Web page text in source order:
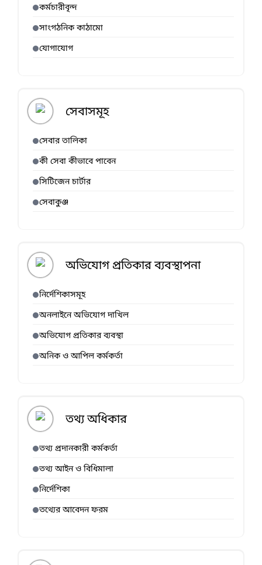
কর্মচারীবৃন্দ
সাংগঠনিক কাঠামো
যোগাযোগ
সেবাসমূহ
সেবার তালিকা
কী সেবা কীভাবে পাবেন
সিটিজেন চার্টার
সেবাকুঞ্জ
অভিযোগ প্রতিকার ব্যবস্থাপনা
নির্দেশিকাসমূহ
অনলাইনে অভিযোগ দাখিল
অভিযোগ প্রতিকার ব্যবস্থা
অনিক ও আপিল কর্মকর্তা
তথ্য অধিকার
তথ্য প্রদানকারী কর্মকর্তা
তথ্য আইন ও বিধিমালা
নির্দেশিকা
তথ্যের আবেদন ফরম